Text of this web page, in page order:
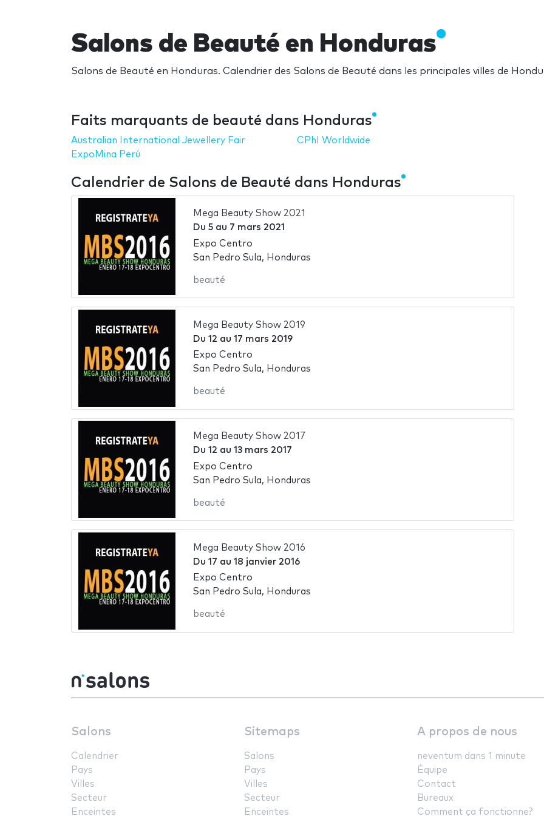
Salons de Beauté en Honduras
Salons de Beauté en Honduras. Calendrier des Salons de Beauté dans les principales villes de
Faits marquants de beauté dans Honduras
Australian International Jewellery Fair
ExpoMina Perú
CPhI Worldwide
Calendrier de Salons de Beauté dans Honduras
Mega Beauty Show 2021
Du 5au 7 mars 2021
Expo Centro
San Pedro Sula, Honduras
beauté
Mega Beauty Show 2019
Du 12 au 17 mars 2019
Expo Centro
San Pedro Sula, Honduras
beauté
Mega Beauty Show 2017
Du 12 au 13 mars 2017
Expo Centro
San Pedro Sula, Honduras
beauté
Mega Beauty Show 2016
Du 17 au 18 janvier 2016
Expo Centro
San Pedro Sula, Honduras
beauté
Salons
Calendrier
Pays
Villes
Secteur
Enceintes
Sitemaps
Salons
Pays
Villes
Secteur
Enceintes
A propos de nous
neventum dans 1 minute
Équipe
Contact
Bureaux
Comment ça fonctionne?